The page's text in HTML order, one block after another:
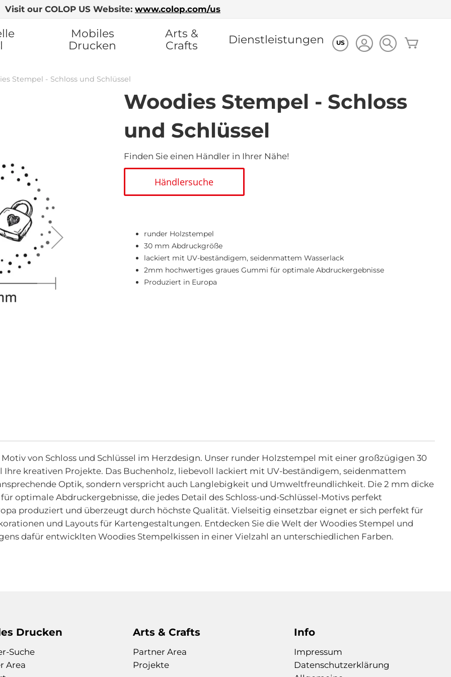
Visit our COLOP US Website: www.colop.com/us
US
Mobiles
Drucken
Arts &
Crafts
Dienstleistungen
Stempel - Schloss und Schlüssel
Woodies Stempel - Schloss
und Schlüssel
Finden Sie einen Händler in Ihrer Nähe!
Händlersuche
runder Holzstempel
30 mm Abdruckgröße
lackiert mit UV-beständigem, seidenmattem Wasserlack
2mm hochwertiges graues Gummi für optimale Abdruckergebnisse
Produziert in Europa
von Schloss und Schlüssel im Herzdesign. Unser runder Holzstempel mit einer großzügigen 30
kreativen Projekte. Das Buchenholz, liebevoll lackiert mit UV-beständigem, seidenmattem
Optik, sondern verspricht auch Langlebigkeit und Umweltfreundlichkeit. Die 2 mm dicke
optimale Abdruckergebnisse, die jedes Detail des Schloss-und-Schlüssel-Motivs perfekt
produziert und überzeugt durch höchste Qualität. Vielseitig einsetzbar eignet er sich perfekt für
und Layouts für Kartengestaltungen. Entdecken Sie die Welt der Woodies Stempel und
dafür entwicklten Woodies Stempelkissen in einer Vielzahl an unterschiedlichen Farben.
Drucken
Suche
Area
Arts & Crafts
Partner Area
Projekte
Info
Impressum
Datenschutzerklärung